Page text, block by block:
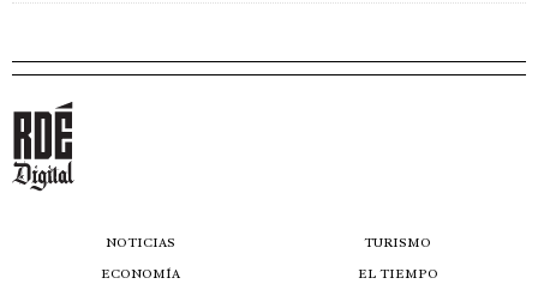
NOTICIAS
ECONOMÍA
TURISMO
EL TIEMPO